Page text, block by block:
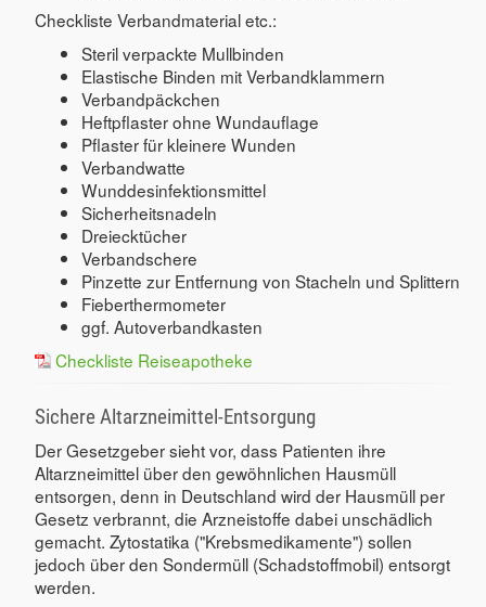
Checkliste Verbandmaterial etc.:
Steril verpackte Mullbinden
Elastische Binden mit Verbandklammern
Verbandpäckchen
Heftpflaster ohne Wundauflage
Pflaster für kleinere Wunden
Verbandwatte
Wunddesinfektionsmittel
Sicherheitsnadeln
Dreiecktücher
Verbandschere
Pinzette zur Entfernung von Stacheln und Splittern
Fieberthermometer
ggf. Autoverbandkasten
Checkliste Reiseapotheke
Sichere Altarzneimittel-Entsorgung
Der Gesetzgeber sieht vor, dass Patienten ihre
Altarzneimittel über den gewöhnlichen Hausmüll
entsorgen, denn in Deutschland wird der Hausmüll per
Gesetz verbrannt, die Arzneistoffe dabei unschädlich
gemacht. Zytostatika ("Krebsmedikamente") sollen
jedoch über den Sondermüll (Schadstoffmobil) entsorgt
werden.